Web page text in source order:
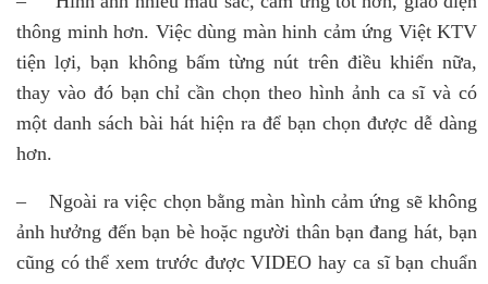
thông minh hơn. Việc dùng màn hinh cảm ứng Việt KTV
tiện lợi, bạn không bấm từng nút trên điều khiển nữa,
thay vào đó bạn chỉ cần chọn theo hình ảnh ca sĩ và có
một danh sách bài hát hiện ra để bạn chọn được dễ dàng
hơn.
– Ngoài ra việc chọn bằng màn hình cảm ứng sẽ không
ảnh hưởng đến bạn bè hoặc người thân bạn đang hát, bạn
cũng có thể xem trước được VIDEO hay ca sĩ bạn chuẩn